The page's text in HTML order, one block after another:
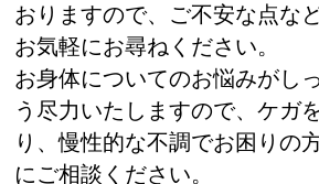
おりますので、ご不安な点な
お気軽にお尋ねください。
お身体についてのお悩みがし
う尽力いたしますので、ケガ
り、慢性的な不調でお困りの
にご相談ください。